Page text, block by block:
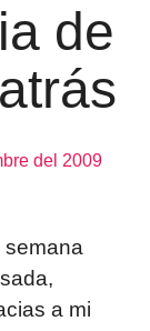
de
del 2009
semana
a mi